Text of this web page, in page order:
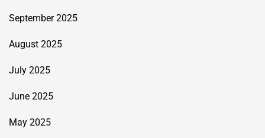
September 2025
August 2025
July 2025
June 2025
May 2025